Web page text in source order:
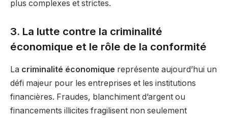
plus complexes et strictes.
3. La lutte contre la criminalité
économique et le rôle de la conformité
La criminalité économique représente aujourd’hui un
défi majeur pour les entreprises et les institutions
financières. Fraudes, blanchiment d’argent ou
financements illicites fragilisent non seulement